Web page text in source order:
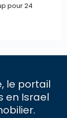
pour 24
le portail
en Israel